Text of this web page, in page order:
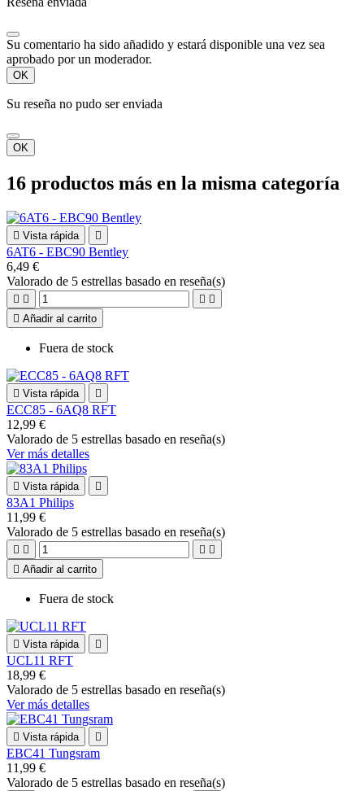
Su comentario ha sido añadido y estará disponible una vez sea
aprobado por un moderador.
OK
Su reseña no pudo ser enviada
OK
16 productos más en la misma categoría
 Vista rápida 
6AT6 - EBC90 Bentley
6,49 €
Valorado de 5 estrellas basado en reseña(s)
   
 Añadir al carrito
Fuera de stock
 Vista rápida 
ECC85 - 6AQ8 RFT
12,99 €
Valorado de 5 estrellas basado en reseña(s)
Ver más detalles
 Vista rápida 
83A1 Philips
11,99 €
Valorado de 5 estrellas basado en reseña(s)
   
 Añadir al carrito
Fuera de stock
 Vista rápida 
UCL11 RFT
18,99 €
Valorado de 5 estrellas basado en reseña(s)
Ver más detalles
 Vista rápida 
EBC41 Tungsram
11,99 €
Valorado de 5 estrellas basado en reseña(s)